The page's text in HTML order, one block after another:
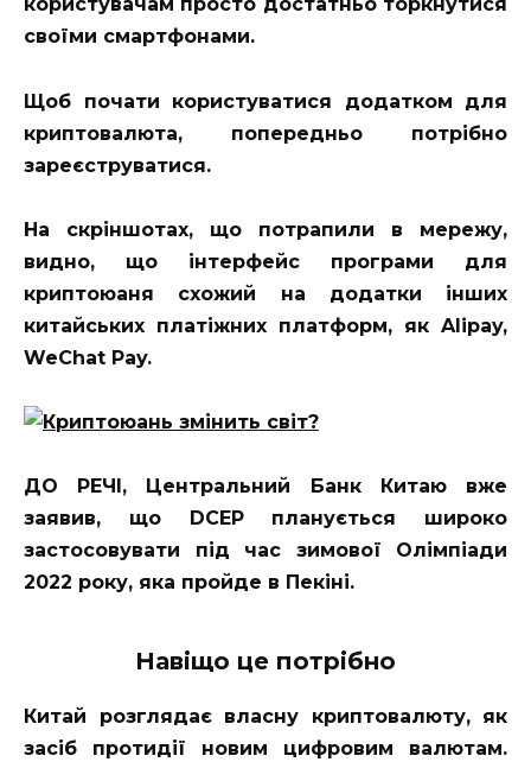
користувачам просто достатньо торкнутися
своїми смартфонами.
Щоб почати користуватися додатком для
криптовалюта, попередньо потрібно
зареєструватися.
На скріншотах, що потрапили в мережу,
видно, що інтерфейс програми для
криптоюаня схожий на додатки інших
китайських платіжних платформ, як Alipay,
WeChat Pay.
ДО РЕЧІ, Центральний Банк Китаю вже
заявив, що DCEP планується широко
застосовувати під час зимової Олімпіади
2022 року, яка пройде в Пекіні.
Навіщо це потрібно
Китай розглядає власну криптовалюту, як
засіб протидії новим цифровим валютам.